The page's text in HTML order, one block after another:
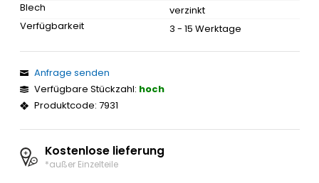
Blech
verzinkt
Verfügbarkeit
3 - 15 Werktage
Anfrage senden
Verfügbare Stückzahl: hoch
Produktcode: 7931
Kostenlose lieferung
*außer Einzelteile